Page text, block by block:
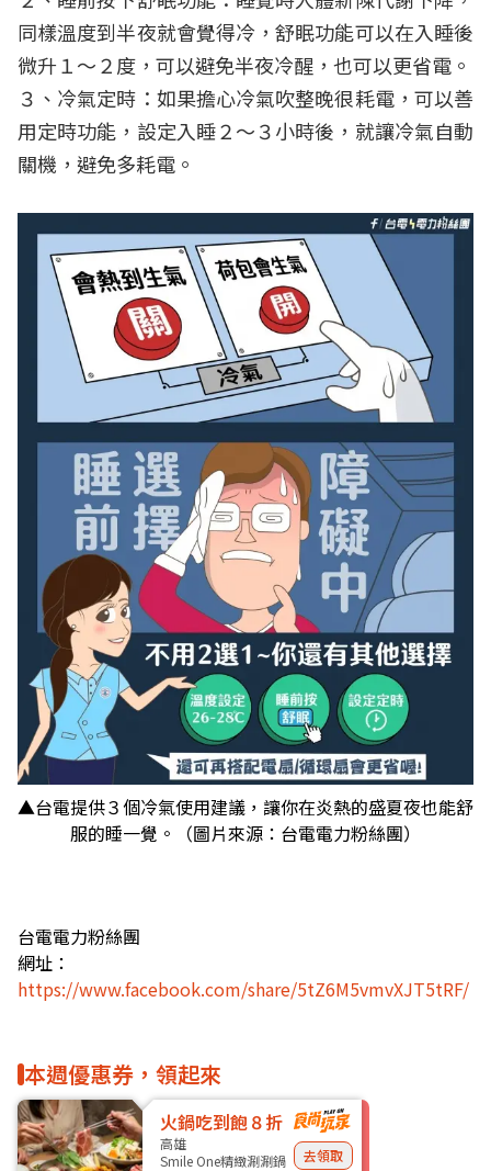
同樣溫度到半夜就會覺得冷，舒眠功能可以在入睡後
微升１～２度，可以避免半夜冷醒，也可以更省電。
３、冷氣定時：如果擔心冷氣吹整晚很耗電，可以善
用定時功能，設定入睡２～３小時後，就讓冷氣自動
關機，避免多耗電。
▲台電提供３個冷氣使用建議，讓你在炎熱的盛夏夜也能舒
服的睡一覺。（圖片來源：台電電力粉絲團）
台電電力粉絲團
網址：
https://www.facebook.com/share/5tZ6M5vmvXJT5tRF/
本週優惠券，領起來
火鍋吃到飽８折
高雄
Smile One精緻涮涮鍋
去領取